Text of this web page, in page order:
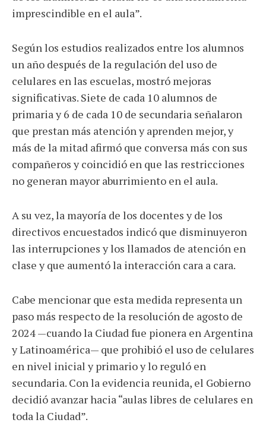
imprescindible en el aula”.
Según los estudios realizados entre los alumnos
un año después de la regulación del uso de
celulares en las escuelas, mostró mejoras
significativas. Siete de cada 10 alumnos de
primaria y 6 de cada 10 de secundaria señalaron
que prestan más atención y aprenden mejor, y
más de la mitad afirmó que conversa más con sus
compañeros y coincidió en que las restricciones
no generan mayor aburrimiento en el aula.
A su vez, la mayoría de los docentes y de los
directivos encuestados indicó que disminuyeron
las interrupciones y los llamados de atención en
clase y que aumentó la interacción cara a cara.
Cabe mencionar que esta medida representa un
paso más respecto de la resolución de agosto de
2024 —cuando la Ciudad fue pionera en Argentina
y Latinoamérica— que prohibió el uso de celulares
en nivel inicial y primario y lo reguló en
secundaria. Con la evidencia reunida, el Gobierno
decidió avanzar hacia “aulas libres de celulares en
toda la Ciudad”.